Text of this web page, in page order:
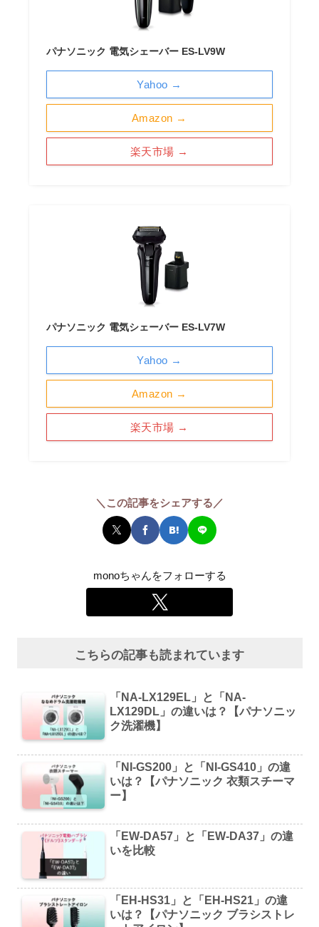
パナソニック 電気シェーバー ES-LV9W
Amazon →
楽天市場 →
Yahoo →
パナソニック 電気シェーバー ES-LV7W
Amazon →
楽天市場 →
Yahoo →
＼この記事をシェアする／
monoちゃんをフォローする
こちらの記事も読まれています
「NA-LX129EL」と「NA-
LX129DL」の違いは？【パナソニッ
ク洗濯機】
「NI-GS200」と「NI-GS410」の違
いは？【パナソニック 衣類スチーマ
ー】
「EW-DA57」と「EW-DA37」の違
いを比較
「EH-HS31」と「EH-HS21」の違
いは？【パナソニック ブラシストレ